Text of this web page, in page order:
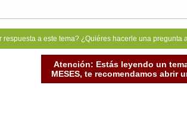
respuesta a este tema? ¿Quiéres hacerle una
Atención: Estás leyendo un
MESES, te recomendamos abrir